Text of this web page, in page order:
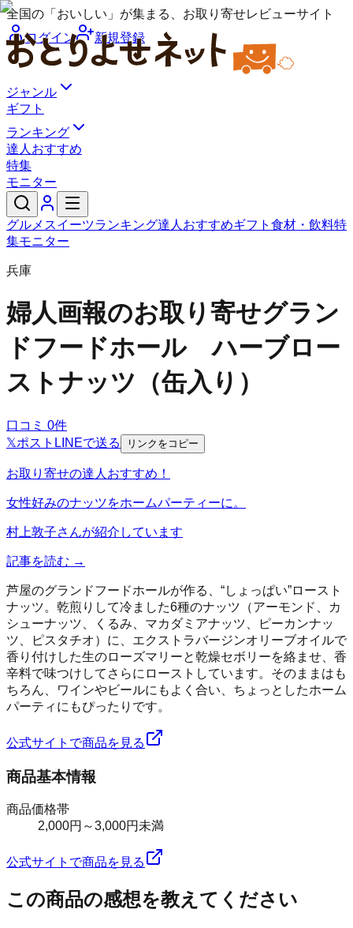
全国の「おいしい」が集まる、お取り寄せレビューサイト
ログイン
新規登録
ジャンル
ギフト
ランキング
達人おすすめ
特集
モニター
グルメ スイーツランキング達人おすすめギフト 食材・飲料特
集モニター
兵庫
婦人画報のお取り寄せグラン
ドフードホール ハーブロー
ストナッツ（缶入り）
口コミ 0件
𝕏ポスト LINEで送る リンクをコピー
お取り寄せの達人おすすめ！
女性好みのナッツをホームパーティーに。
村上敦子さんが紹介しています
記事を読む →
芦屋のグランドフードホールが作る、“しょっぱい”ロースト
ナッツ。乾煎りして冷ました6種のナッツ（アーモンド、カ
シューナッツ、くるみ、マカダミアナッツ、ピーカンナッ
ツ、ピスタチオ）に、エクストラバージンオリーブオイルで
香り付けした生のローズマリーと乾燥セボリーを絡ませ、香
辛料で味つけしてさらにローストしています。そのままはも
ちろん、ワインやビールにもよく合い、ちょっとしたホーム
パーティにもぴったりです。
公式サイトで商品を見る
商品基本情報
商品価格帯
2,000円～3,000円未満
公式サイトで商品を見る
この商品の感想を教えてください